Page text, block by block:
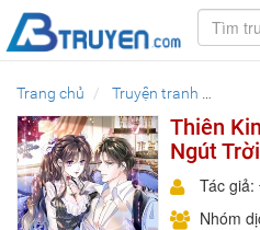
Trang chủ Truyện tranh
Thiên
Ngút Trời
Tác
Nhóm